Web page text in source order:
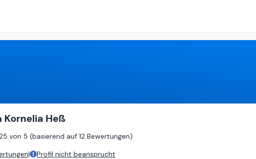
Heß
von 5 (basierend auf 12 Bewertungen)
| Profil nicht beansprucht